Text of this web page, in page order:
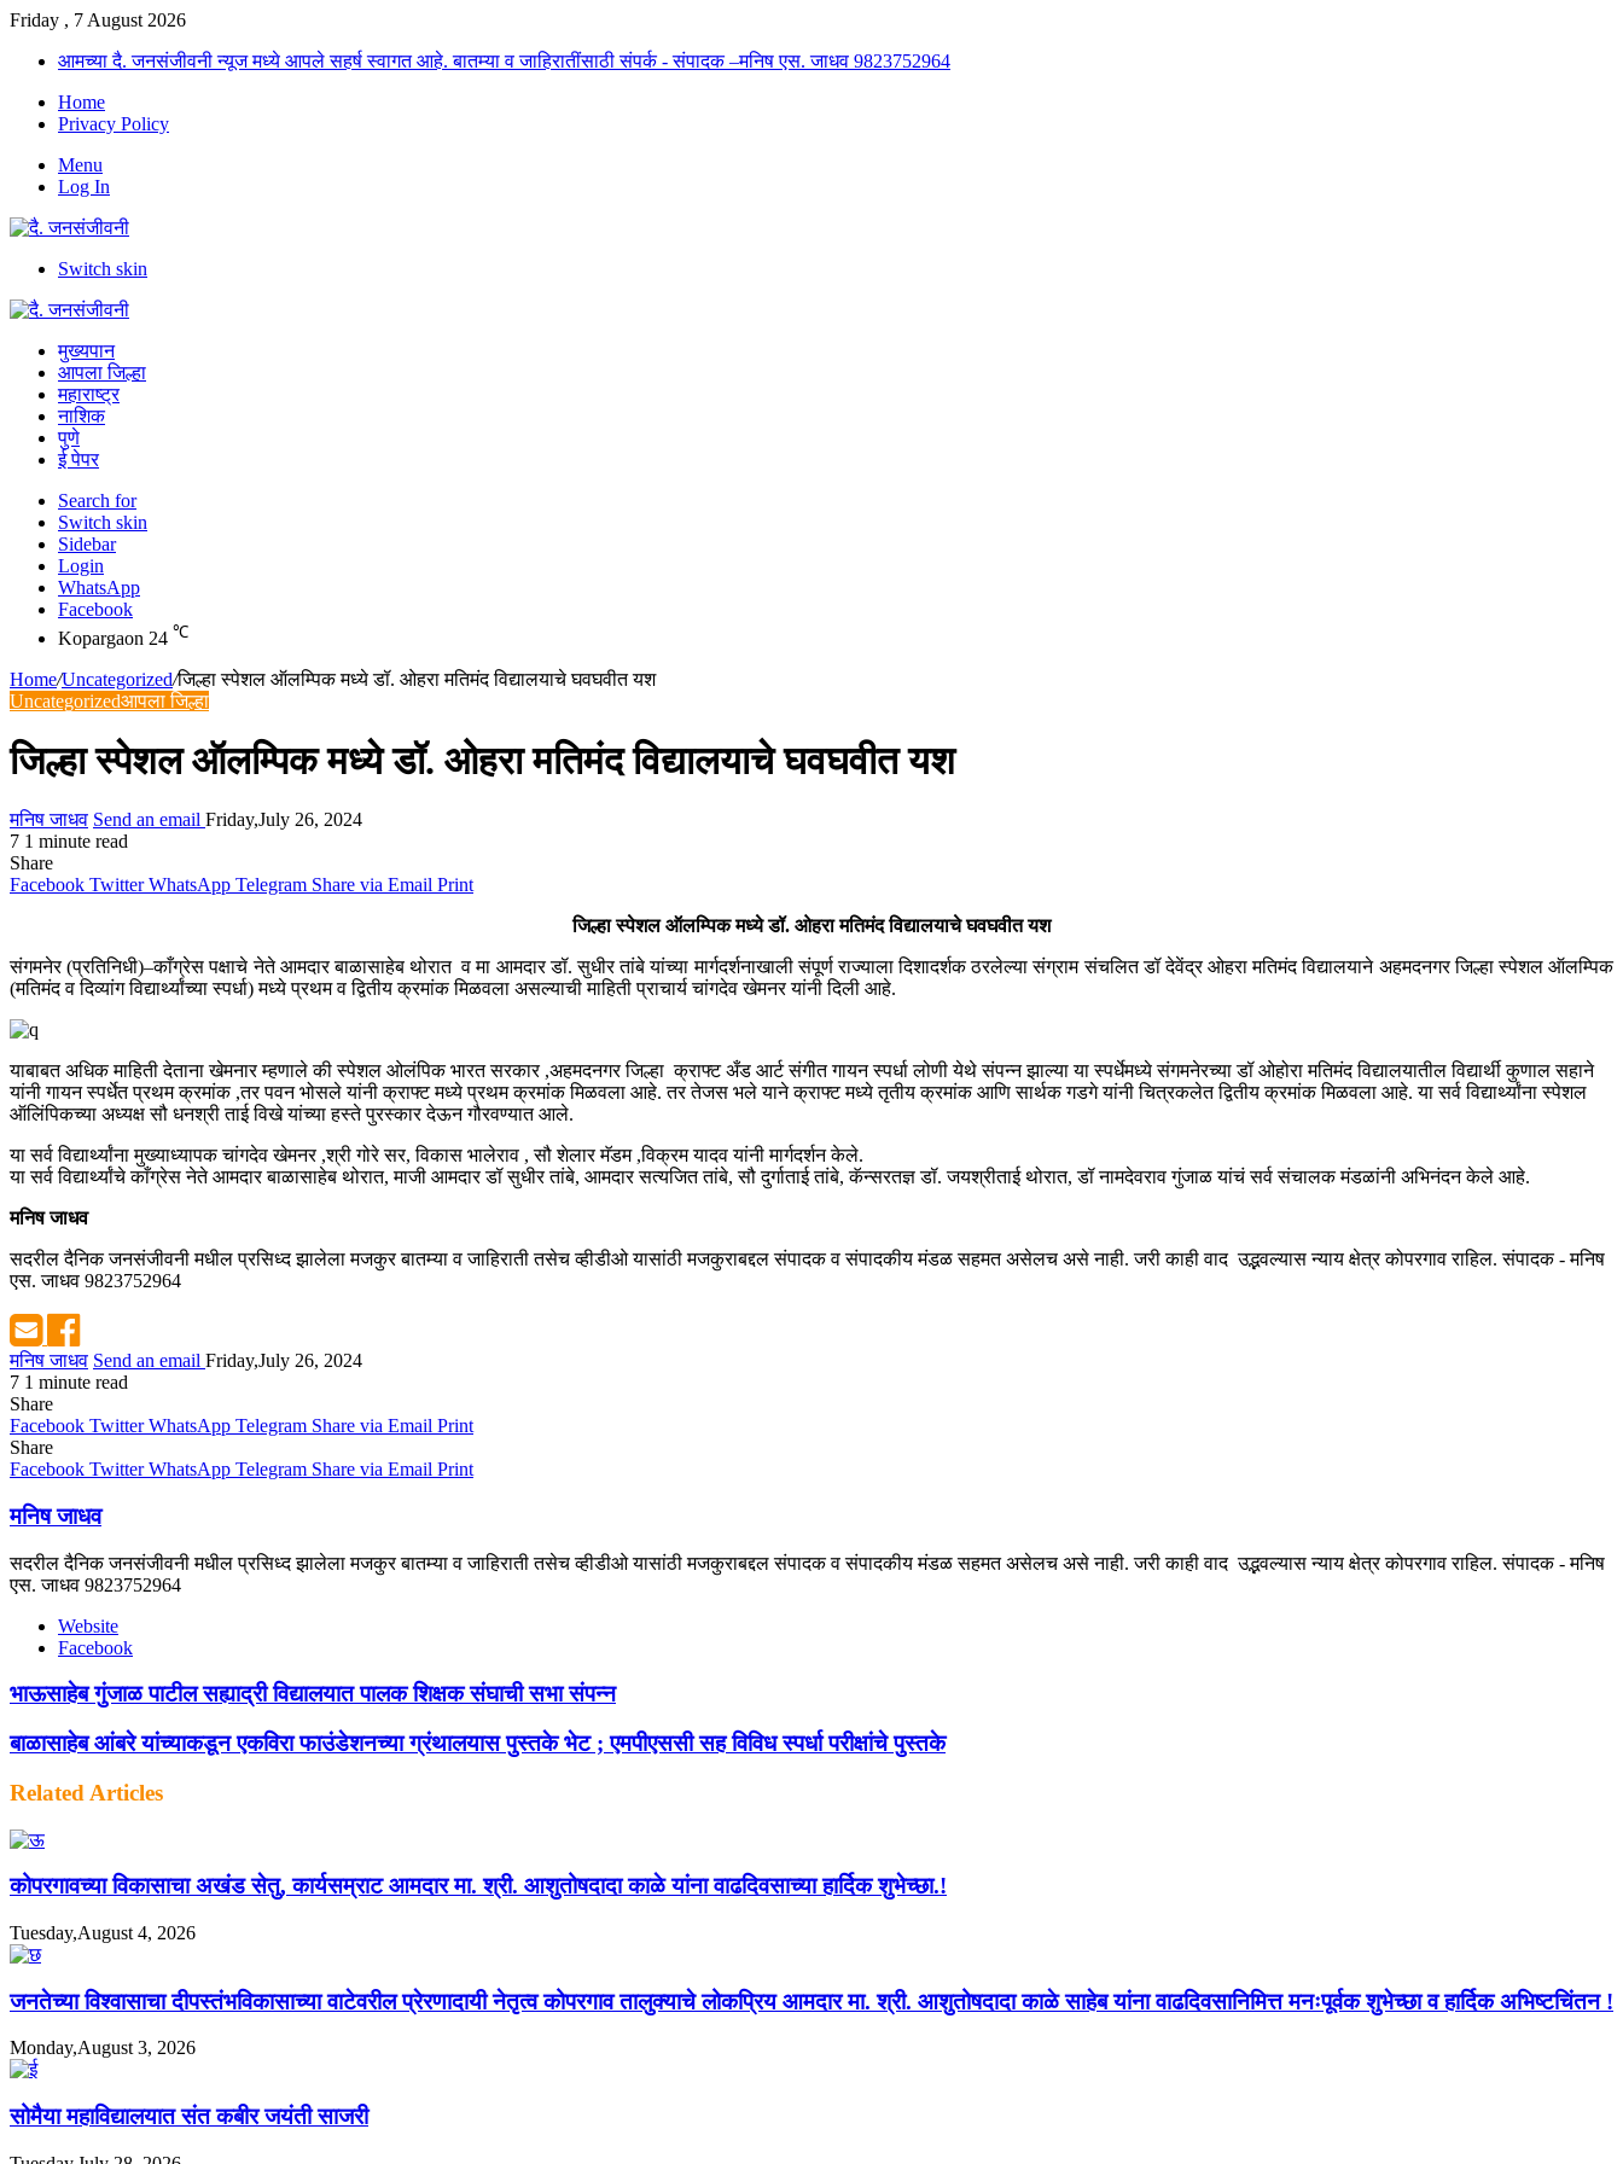
Friday , 7 August 2026
आमच्या दै. जनसंजीवनी न्यूज मध्ये आपले सहर्ष स्वागत आहे. बातम्या व जाहिरातींसाठी संपर्क - संपादक –मनिष एस. जाधव 9823752964
Home
Privacy Policy
Menu
Log In
Switch skin
मुख्यपान
आपला जिल्हा
महाराष्ट्र
नाशिक
पुणे
ई पेपर
Search for
Switch skin
Sidebar
Login
WhatsApp
Facebook
Kopargaon 24 ℃
Home/Uncategorized/जिल्हा स्पेशल ऑलम्पिक मध्ये डॉ. ओहरा मतिमंद विद्यालयाचे घवघवीत यश
Uncategorizedआपला जिल्हा
जिल्हा स्पेशल ऑलम्पिक मध्ये डॉ. ओहरा मतिमंद विद्यालयाचे घवघवीत यश
मनिष जाधव Send an email Friday,July 26, 2024
7 1 minute read
Share
Facebook Twitter WhatsApp Telegram Share via Email Print
जिल्हा स्पेशल ऑलम्पिक मध्ये डॉ. ओहरा मतिमंद विद्यालयाचे घवघवीत यश
संगमनेर (प्रतिनिधी)–काँग्रेस पक्षाचे नेते आमदार बाळासाहेब थोरात व मा आमदार डॉ. सुधीर तांबे यांच्या मार्गदर्शनाखाली संपूर्ण राज्याला दिशादर्शक ठरलेल्या संग्राम संचलित डॉ देवेंद्र ओहरा मतिमंद विद्यालयाने अहमदनगर जिल्हा स्पेशल ऑलम्पिक
(मतिमंद व दिव्यांग विद्यार्थ्यांच्या स्पर्धा) मध्ये प्रथम व द्वितीय क्रमांक मिळवला असल्याची माहिती प्राचार्य चांगदेव खेमनर यांनी दिली आहे.
याबाबत अधिक माहिती देताना खेमनार म्हणाले की स्पेशल ओलंपिक भारत सरकार ,अहमदनगर जिल्हा क्राफ्ट अँड आर्ट संगीत गायन स्पर्धा लोणी येथे संपन्न झाल्या या स्पर्धेमध्ये संगमनेरच्या डॉ ओहोरा मतिमंद विद्यालयातील विद्यार्थी कुणाल सहाने
यांनी गायन स्पर्धेत प्रथम क्रमांक ,तर पवन भोसले यांनी क्राफ्ट मध्ये प्रथम क्रमांक मिळवला आहे. तर तेजस भले याने क्राफ्ट मध्ये तृतीय क्रमांक आणि सार्थक गडगे यांनी चित्रकलेत द्वितीय क्रमांक मिळवला आहे. या सर्व विद्यार्थ्यांना स्पेशल
ऑलिंपिकच्या अध्यक्ष सौ धनश्री ताई विखे यांच्या हस्ते पुरस्कार देऊन गौरवण्यात आले.
या सर्व विद्यार्थ्यांना मुख्याध्यापक चांगदेव खेमनर ,श्री गोरे सर, विकास भालेराव , सौ शेलार मॅडम ,विक्रम यादव यांनी मार्गदर्शन केले.
या सर्व विद्यार्थ्यांचे काँग्रेस नेते आमदार बाळासाहेब थोरात, माजी आमदार डॉ सुधीर तांबे, आमदार सत्यजित तांबे, सौ दुर्गाताई तांबे, कॅन्सरतज्ञ डॉ. जयश्रीताई थोरात, डॉ नामदेवराव गुंजाळ यांचं सर्व संचालक मंडळांनी अभिनंदन केले आहे.
मनिष जाधव
सदरील दैनिक जनसंजीवनी मधील प्रसिध्द झालेला मजकुर बातम्या व जाहिराती तसेच व्हीडीओ यासांठी मजकुराबद्दल संपादक व संपादकीय मंडळ सहमत असेलच असे नाही. जरी काही वाद उद्भवल्यास न्याय क्षेत्र कोपरगाव राहिल. संपादक - मनिष
एस. जाधव 9823752964
मनिष जाधव Send an email Friday,July 26, 2024
7 1 minute read
Share
Facebook Twitter WhatsApp Telegram Share via Email Print
Share
Facebook Twitter WhatsApp Telegram Share via Email Print
मनिष जाधव
सदरील दैनिक जनसंजीवनी मधील प्रसिध्द झालेला मजकुर बातम्या व जाहिराती तसेच व्हीडीओ यासांठी मजकुराबद्दल संपादक व संपादकीय मंडळ सहमत असेलच असे नाही. जरी काही वाद उद्भवल्यास न्याय क्षेत्र कोपरगाव राहिल. संपादक - मनिष
एस. जाधव 9823752964
Website
Facebook
भाऊसाहेब गुंजाळ पाटील सह्याद्री विद्यालयात पालक शिक्षक संघाची सभा संपन्न
बाळासाहेब आंबरे यांच्याकडून एकविरा फाउंडेशनच्या ग्रंथालयास पुस्तके भेट ; एमपीएससी सह विविध स्पर्धा परीक्षांचे पुस्तके
Related Articles
कोपरगावच्या विकासाचा अखंड सेतु, कार्यसम्राट आमदार मा. श्री. आशुतोषदादा काळे यांना वाढदिवसाच्या हार्दिक शुभेच्छा.!
Tuesday,August 4, 2026
जनतेच्या विश्वासाचा दीपस्तंभविकासाच्या वाटेवरील प्रेरणादायी नेतृत्व कोपरगाव तालुक्याचे लोकप्रिय आमदार मा. श्री. आशुतोषदादा काळे साहेब यांना वाढदिवसानिमित्त मनःपूर्वक शुभेच्छा व हार्दिक अभिष्टचिंतन !
Monday,August 3, 2026
सोमैया महाविद्यालयात संत कबीर जयंती साजरी